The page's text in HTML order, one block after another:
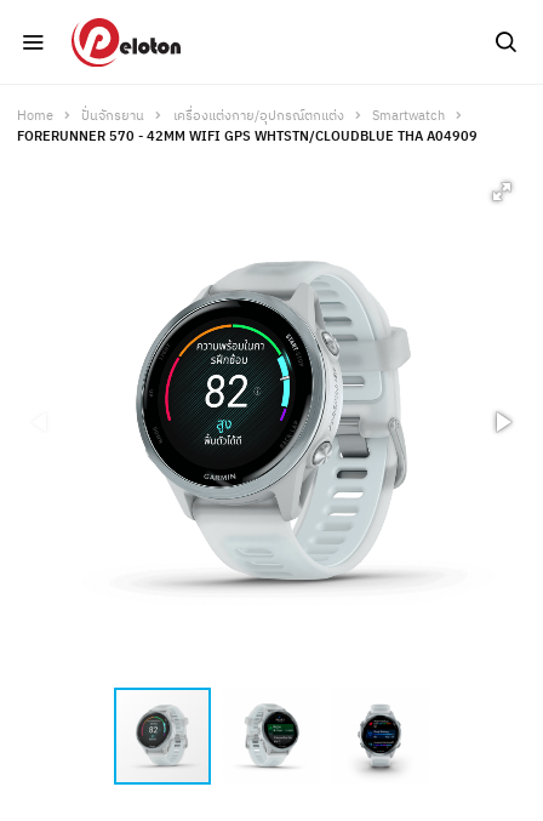
Home ปั่นจักรยาน เครื่องแต่งกาย/อุปกรณ์ตกแต่ง
Smartwatch
FORERUNNER 570 - 42MM WIFI GPS WHTSTN/CLOUDBLUE THA A04909